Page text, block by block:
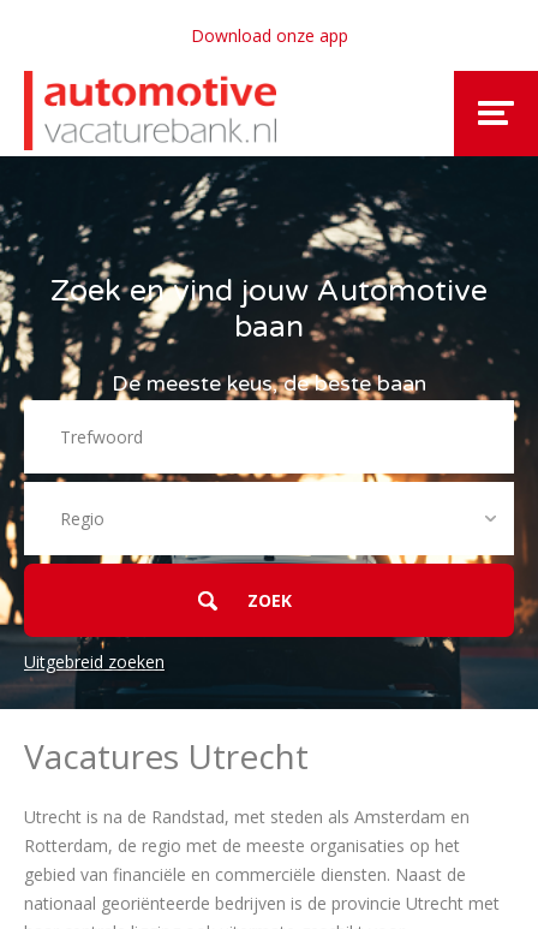
Download onze app
Zoek en vind jouw Automotive
baan
De meeste keus, de beste baan
Uitgebreid zoeken
Vacatures Utrecht
Utrecht is na de Randstad, met steden als Amsterdam en
Rotterdam, de regio met de meeste organisaties op het
gebied van financiële en commerciële diensten. Naast de
nationaal georiënteerde bedrijven is de provincie Utrecht met